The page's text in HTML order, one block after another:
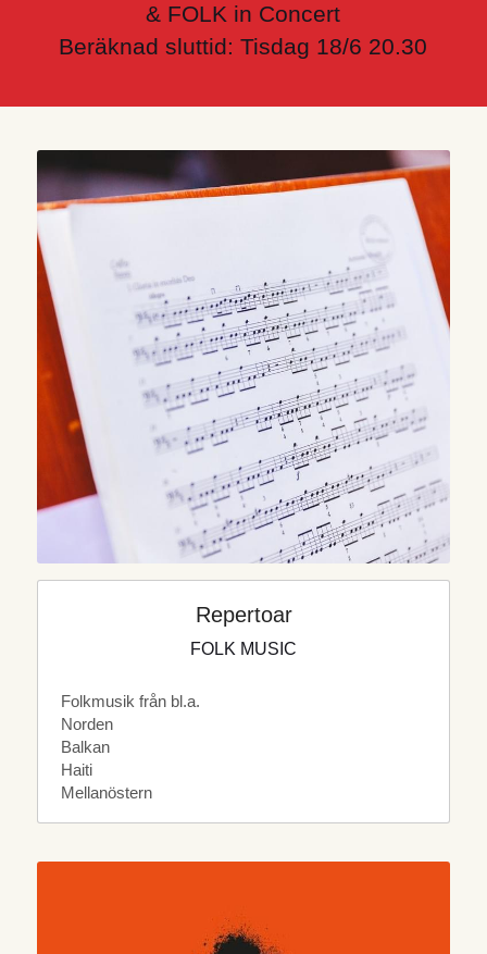
& FOLK in Concert
Beräknad sluttid: Tisdag 18/6 20.30
Repertoar
FOLK MUSIC
Folkmusik från bl.a.
Norden
Balkan
Haiti
Mellanöstern